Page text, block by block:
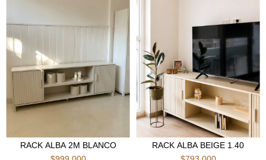
RACK ALBA 2M BLANCO
RACK ALBA BEIGE 1.40